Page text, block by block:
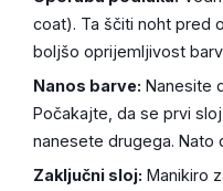
coat). Ta ščiti noht pred
boljšo oprijemljivost
Nanos barve: Nanesite
Počakajte, da se prvi
nanesete drugega.
Zaključni sloj: Manikiro